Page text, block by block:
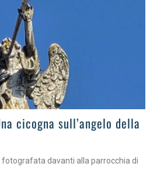
cicogna sull’angelo della
fotografata davanti alla parrocchia di